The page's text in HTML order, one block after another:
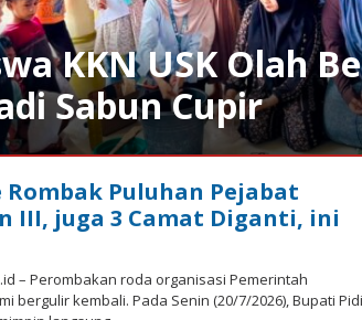
KKN USK Olah
Sabun Cupir
Puluhan Pejabat
III, juga 3 Camat Diganti, ini
– Perombakan roda organisasi Pemerintah
bergulir kembali. Pada Senin (20/7/2026), Bupati